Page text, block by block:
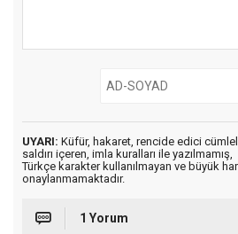
UYARI: Küfür, hakaret, rencide edici
saldırı içeren, imla kuralları ile yazılmamış,
Türkçe karakter kullanılmayan ve büyük
onaylanmamaktadır.
1 Yorum